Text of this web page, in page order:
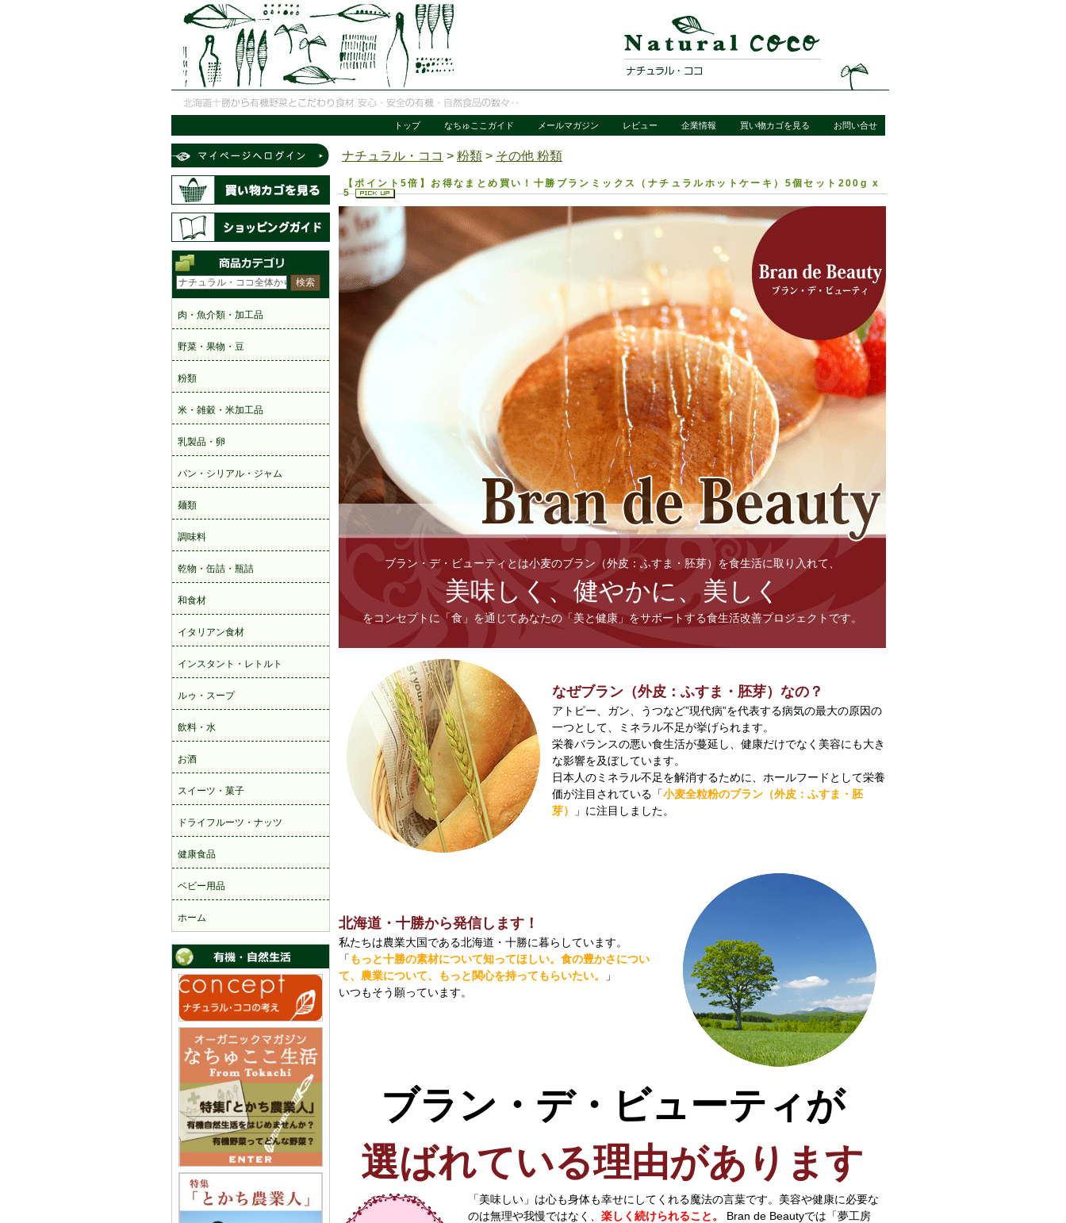
トップ なちゅここガイド メールマガジン レビュー 企業情報 買い物カゴを見る お問い合せ
ナチュラル・ココ > 粉類 > その他 粉類
【ポイント5倍】お得なまとめ買い！十勝ブランミックス（ナチュラルホットケーキ）5個セット200g x
5
ブラン・デ・ビューティとは小麦のブラン（外皮：ふすま・胚芽）を食生活に取り入れて、
美味しく、健やかに、美しく
をコンセプトに「食」を通じてあなたの「美と健康」をサポートする食生活改善プロジェクトです。
なぜブラン（外皮：ふすま・胚芽）なの？
アトピー、ガン、うつなど”現代病”を代表する病気の最大の原因の
一つとして、ミネラル不足が挙げられます。
栄養バランスの悪い食生活が蔓延し、健康だけでなく美容にも大き
な影響を及ぼしています。
日本人のミネラル不足を解消するために、ホールフードとして栄養
価が注目されている「小麦全粒粉のブラン（外皮：ふすま・胚
芽）
」に注目しました。
北海道・十勝から発信します！
私たちは農業大国である北海道・十勝に暮らしています。
「 もっと十勝の素材について知ってほしい。食の豊かさについ
て、農業について、もっと関心を持ってもらいたい。
」
いつもそう願っています。
ブラン・デ・ビューティが
選ばれている理由があります
「美味しい」は心も身体も幸せにしてくれる魔法の言葉です。美容や健康に必要な
のは無理や我慢ではなく、 楽しく続けられること。
Bran de Beautyでは「夢工房